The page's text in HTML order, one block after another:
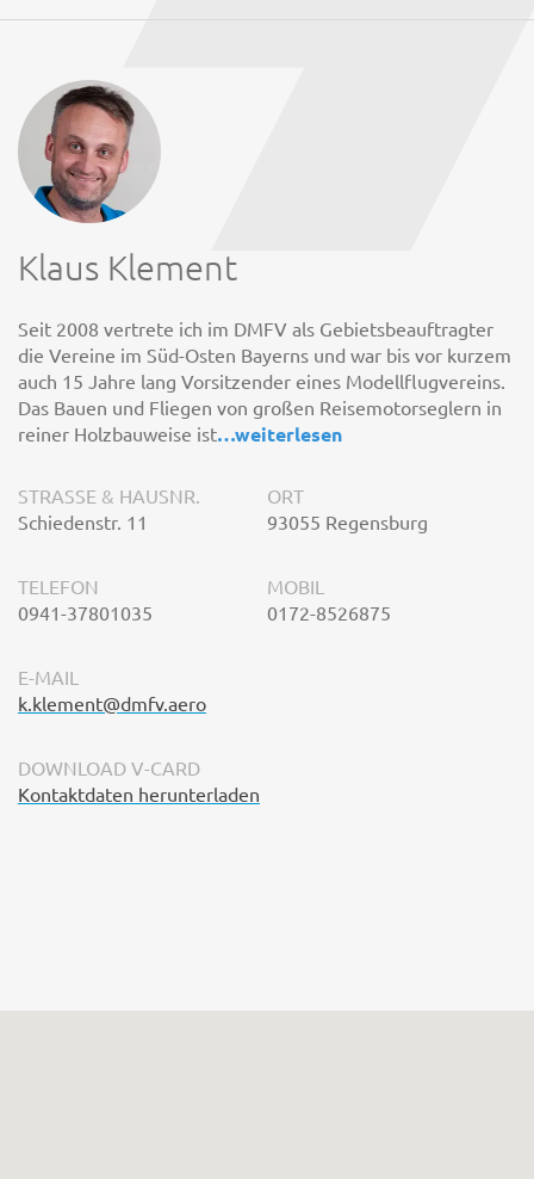
Klaus Klement
Seit 2008 vertrete ich im DMFV als Gebietsbeauftragter
die Vereine im Süd-Osten Bayerns und war bis vor kurzem
auch 15 Jahre lang Vorsitzender eines Modellflugvereins.
Das Bauen und Fliegen von großen Reisemotorseglern in
reiner Holzbauweise ist…weiterlesen
STRASSE & HAUSNR.
Schiedenstr. 11
ORT
93055 Regensburg
TELEFON
0941-37801035
MOBIL
0172-8526875
E-MAIL
k.klement@dmfv.aero
DOWNLOAD V-CARD
Kontaktdaten herunterladen